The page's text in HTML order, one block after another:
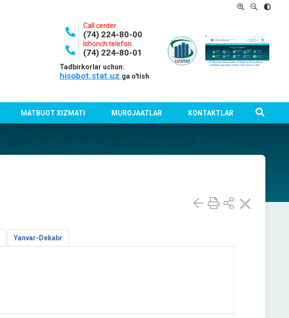
Call center
(74) 224-80-00
Ishonch telefon
(74) 224-80-01
Tadbirkorlar uchun:
hisobot.stat.uz ga o'tish
MATBUOT XIZMATI MUROJAATLAR KONTAKTLAR
Yanvar-Dekabr